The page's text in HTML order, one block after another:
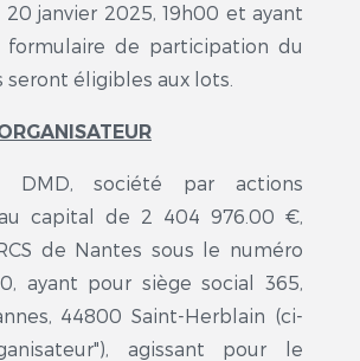
janvier 2025, 19h00 et ayant
formulaire de participation du
seront éligibles aux lots.
DMD, société par actions
capital de 2 404 976.00 €,
de Nantes sous le numéro
ayant pour siège social 365,
44800 Saint-Herblain (ci-
agissant pour le